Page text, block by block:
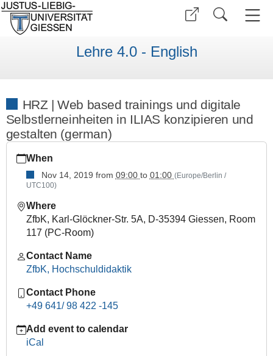
Lehre 4.0 - English
HRZ | Web based trainings und digitale
Selbstlerneinheiten in ILIAS konzipieren und
gestalten (german)
giessen.de/en/faculties/research-
centers/ggs/teaching/current-
offers/winter-
term-
2019-
20/hrz-
based-
trainings-
digitale-
selbstlerneinheiten-
ilias-
konzipieren-
When
Nov 14, 2019 from 09:00 to 01:00 (Europe/Berlin /
UTC100)
Where
ZfbK, Karl-Glöckner-Str. 5A, D-35394 Giessen, Room
117 (PC-Room)
Contact Name
ZfbK, Hochschuldidaktik
Contact Phone
+49 641/ 98 422 -145
Add event to calendar
iCal